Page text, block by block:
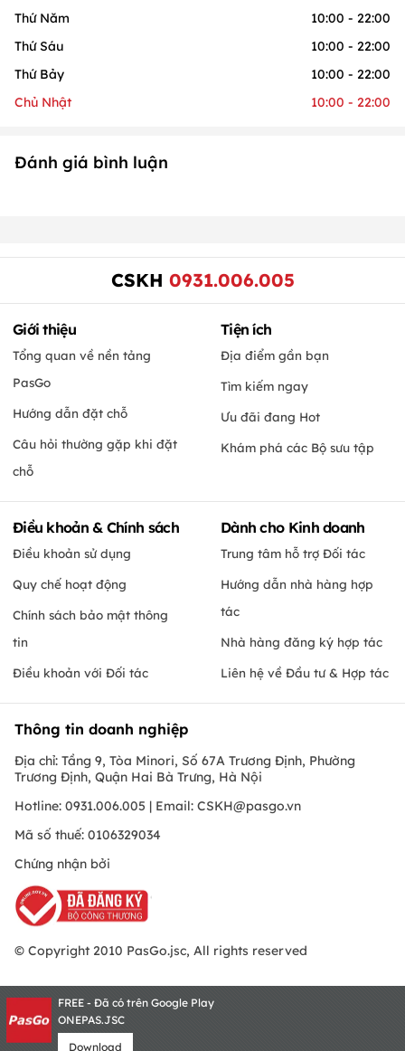
Thứ Năm
10:00 - 22:00
Thứ Sáu
10:00 - 22:00
Thứ Bảy
10:00 - 22:00
Chủ Nhật
10:00 - 22:00
Đánh giá bình luận
CSKH 0931.006.005
Giới thiệu
Tổng quan về nền tảng
PasGo
Hướng dẫn đặt chỗ
Câu hỏi thường gặp khi đặt
chỗ
Tiện ích
Địa điểm gần bạn
Tìm kiếm ngay
Ưu đãi đang Hot
Khám phá các Bộ sưu tập
Điều khoản & Chính sách
Điều khoản sử dụng
Quy chế hoạt động
Chính sách bảo mật thông
tin
Điều khoản với Đối tác
Dành cho Kinh doanh
Trung tâm hỗ trợ Đối tác
Hướng dẫn nhà hàng hợp
tác
Nhà hàng đăng ký hợp tác
Liên hệ về Đầu tư & Hợp tác
Thông tin doanh nghiệp
Địa chỉ: Tầng 9, Tòa Minori, Số 67A Trương Định, Phường
Trương Định, Quận Hai Bà Trưng, Hà Nội
Hotline: 0931.006.005 | Email: CSKH@pasgo.vn
Mã số thuế: 0106329034
Chứng nhận bởi
© Copyright 2010 PasGo.jsc, All rights reserved
FREE - Đã có trên Google Play
ONEPAS.JSC
Download